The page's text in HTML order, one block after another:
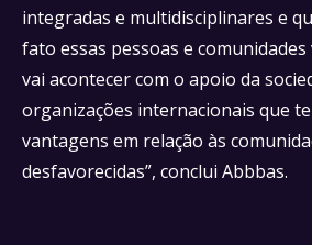
integradas e multidisciplinares e
fato essas pessoas e
vai acontecer com o apoio da
organizações internacionais que
vantagens em relação às
desfavorecidas”, conclui Abbbas.